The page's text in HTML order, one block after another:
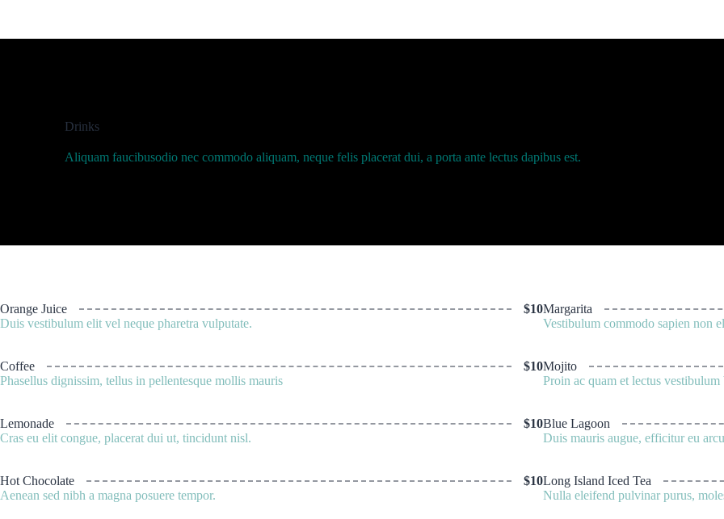
Drinks
Aliquam faucibusodio nec commodo aliquam, neque felis placerat dui, a porta ante lectus dapibus est.
Orange Juice
$10
Duis vestibulum elit vel neque pharetra vulputate.
Coffee
$10
Phasellus dignissim, tellus in pellentesque mollis mauris
Lemonade
$10
Cras eu elit congue, placerat dui ut, tincidunt nisl.
Hot Chocolate
$10
Aenean sed nibh a magna posuere tempor.
Margarita
Vestibulum commodo sapien non
Mojito
Proin ac quam et lectus vestibulum
Blue Lagoon
Duis mauris augue, efficitur eu
Long Island Iced Tea
Nulla eleifend pulvinar purus,